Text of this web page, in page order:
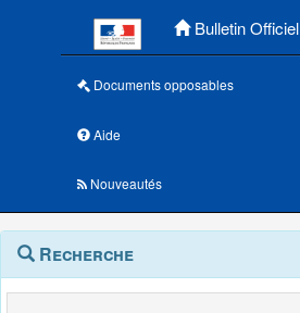
Bulletin Officiel
Documents opposables
Aide
Nouveautés
Navigation
outils
Menu
contextuel
Recherche